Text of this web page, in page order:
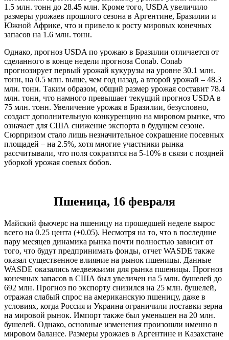
1.5 млн. тонн до 28.45 млн. Кроме того, USDA увеличило
размеры урожаев прошлого сезона в Аргентине, Бразилии и
Южной Африке, что и привело к росту мировых конечных
запасов на 1.6 млн. тонн.
Однако, прогноз USDA по урожаю в Бразилии отличается от
сделанного в конце недели прогноза Conab. Conab
прогнозирует первый урожай кукурузы на уровне 30.1 млн.
тонн, на 0.5 млн. выше, чем год назад, а второй урожай – 48.3
млн. тонн. Таким образом, общий размер урожая составит 78.4
млн. тонн, что намного превышает текущий прогноз USDA в
75 млн. тонн. Увеличение урожая в Бразилии, безусловно,
создаст дополнительную конкуренцию на мировом рынке, что
означает для США снижение экспорта в будущем сезоне.
Сюрпризом стало лишь незначительное сокращение посевных
площадей – на 2.5%, хотя многие участники рынка
рассчитывали, что поля сократятся на 5-10% в связи с поздней
уборкой урожая соевых бобов.
Пшеница, 16 февраля
Майский фьючерс на пшеницу на прошедшей неделе вырос
всего на 0.25 цента (+0.05). Несмотря на то, что в последние
пару месяцев динамика рынка почти полностью зависит от
того, что будут предпринимать фонды, отчет WASDE также
оказал существенное влияние на рынок пшеницы. Данные
WASDE оказались медвежьими для рынка пшеницы. Прогноз
конечных запасов в США был увеличен на 5 млн. бушелей до
692 млн. Прогноз по экспорту снизился на 25 млн. бушелей,
отражая слабый спрос на американскую пшеницу, даже в
условиях, когда Россия и Украина ограничили поставки зерна
на мировой рынок. Импорт также был уменьшен на 20 млн.
бушелей. Однако, основные изменения произошли именно в
мировом балансе. Размеры урожаев в Аргентине и Казахстане